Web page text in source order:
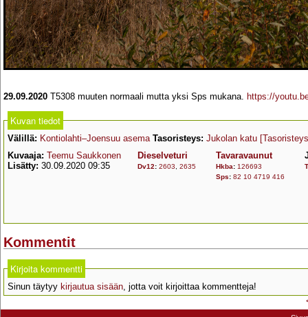
29.09.2020 T5308 muuten normaali mutta yksi Sps mukana. https://
Kuvan tiedot
Välillä: Kontiolahti–Joensuu asema Tasoristeys: Jukolan katu
Kuvaaja: Teemu Saukkonen
Lisätty: 30.09.2020 09:35
Dieselveturi
Dv12: 2603 2635
Tavaravaunut
Hkba: 126693
Sps: 82 10 4719 416
T
Kommentit
Kirjoita kommentti
Sinun täytyy kirjautua sisään, jotta voit kirjoittaa kommentteja!